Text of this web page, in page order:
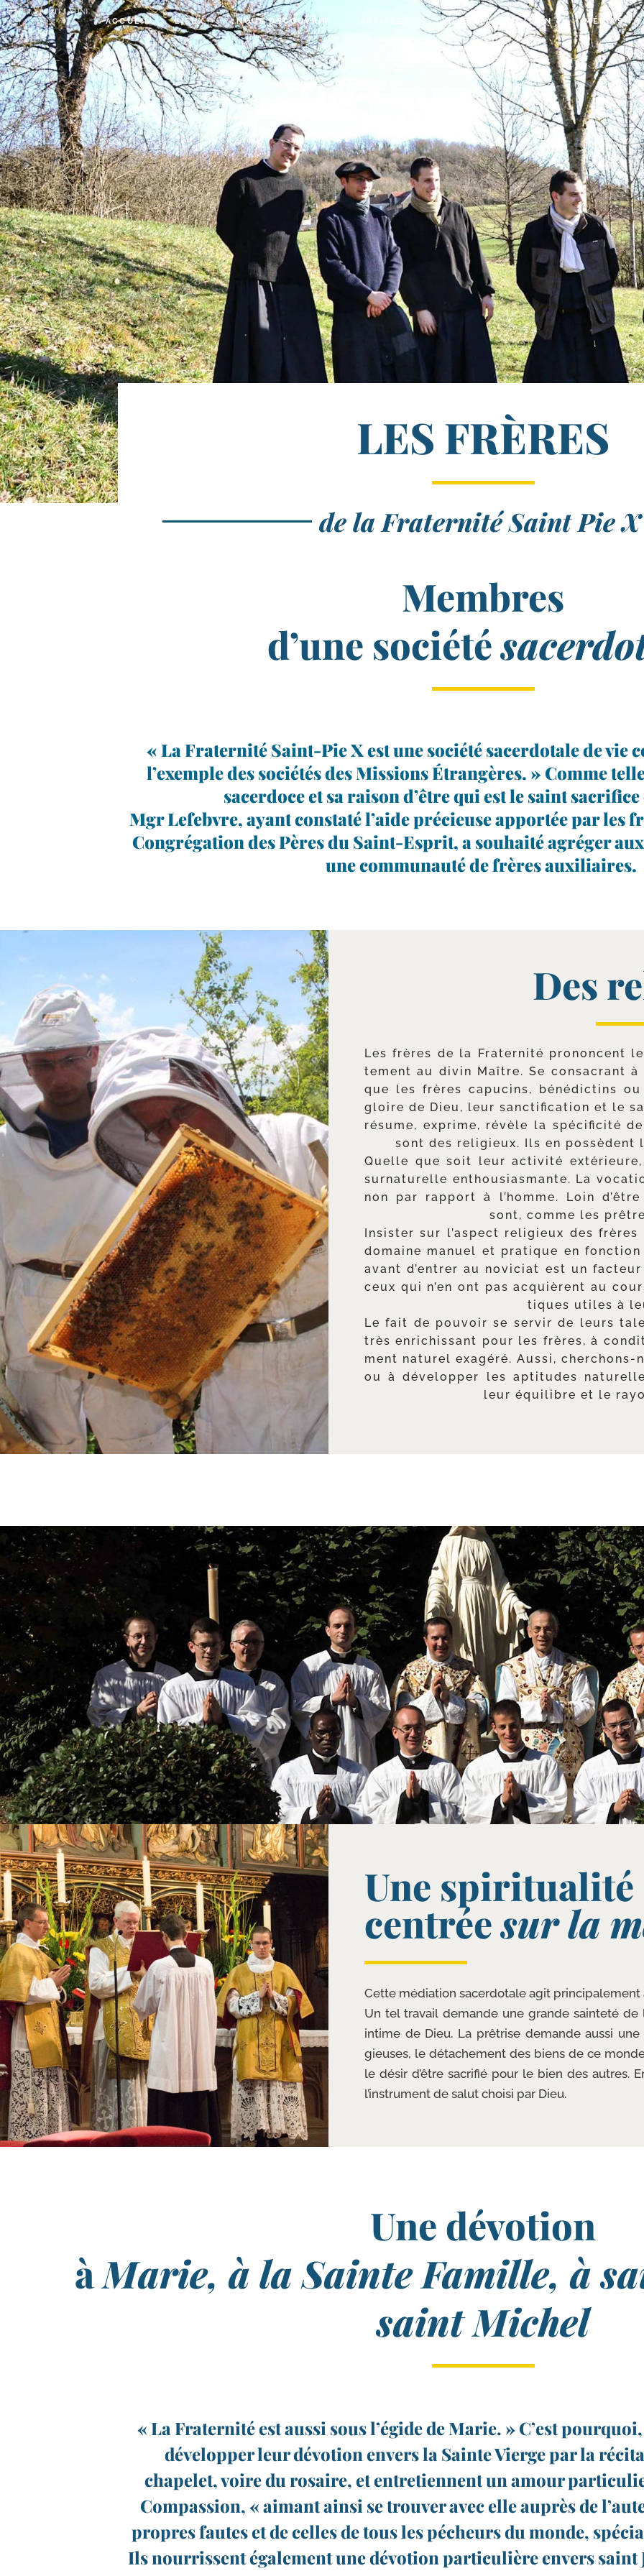
ACCUEIL LIEUX NOUS DÉCOUVRIR ARTICLES VIE DE LA TRADITION MÉDIAS
LES FRÈRES
de la Fraternité Saint Pie
Membres
d’une société
« La Fraternité Saint-​Pie X est une socié­té sacer­do­tale de vie
l’exemple des socié­tés des Missions Étrangères. » Comme
sacer­doce et sa rai­son d’être qui est le saint
Mgr Lefebvre, ayant consta­té l’aide pré­cieuse appor­tée par les
Congrégation des Pères du Saint-​Esprit, a sou­hai­té agré­ger
une com­mu­nau­té de frères auxiliaires.
Des
Les frères de la Fraternité
te­ment au divin Maître. Se consa­crant
que les frères capu­cins, béné­dic­tins
gloire de Dieu, leur sanc­ti­fi­ca­tion et le
résume, exprime, révèle la spé­ci­fi­ci­té
sont des reli­gieux. Ils en
Quelle que soit leur acti­vi­té
sur­na­tu­relle enthou­sias­mante. La
non par rap­port à l’homme. Loin
sont, comme les
Insister sur l’aspect reli­gieux des frères
domaine manuel et pra­tique en
avant d’entrer au novi­ciat est un
ceux qui n’en ont pas acquièrent au
tiques utiles à
Le fait de pou­voir se ser­vir de leurs
très enri­chis­sant pour les frères, à
ment natu­rel exa­gé­ré. Aussi,
ou à déve­lop­per les apti­tudes
leur équi­libre et le
Une spiritualité
centréesur la
Cette média­tion sacer­do­tale agit
Un tel tra­vail demande une grande sain­te­té
intime de Dieu. La prê­trise demande aus­si
gieuses, le déta­che­ment des biens de ce
le désir d’être sacri­fié pour le bien des
l’instrument de salut choi­si par Dieu.
Une dévotion
àMarie, à la Sainte Famille, à
saint Michel
« La Fraternité est aussi sous l’égide de Marie. » C’est
développer leur dévotion envers la Sainte Vierge par la
chapelet, voire du rosaire, et entretiennent un amour
Compassion, « aimant ainsi se trouver avec elle auprès de
propres fautes et de celles de tous les pécheurs du monde,
Ils nourrissent également une dévotion particulière envers saint